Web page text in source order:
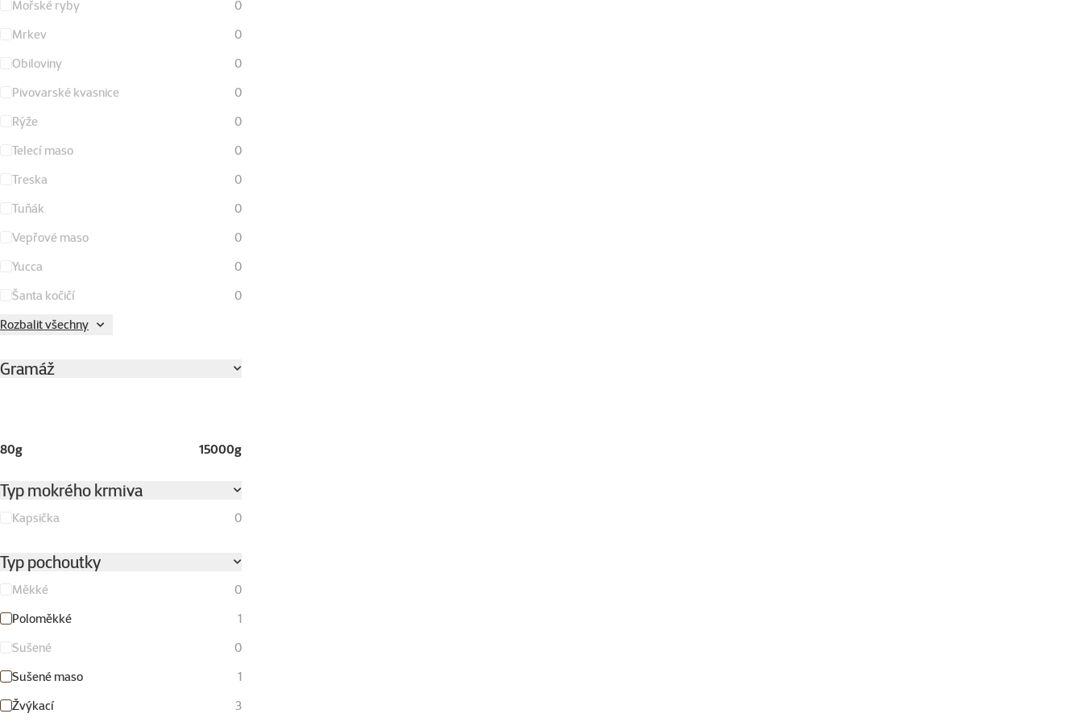
Mořské ryby
0
Mrkev
0
Obiloviny
0
Pivovarské kvasnice
0
Rýže
0
Telecí maso
0
Treska
0
Tuňák
0
Vepřové maso
0
Yucca
0
Šanta kočičí
0
Rozbalit všechny
Gramáž
80g 15000g
Typ mokrého krmiva
Kapsička 0
Typ pochoutky
Měkké
0
Poloměkké
1
Sušené
0
Sušené maso
1
Žvýkací
3